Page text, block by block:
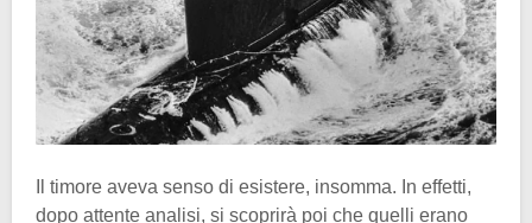
Il timore aveva senso di esistere, insomma. In effetti,
dopo attente analisi, si scoprirà poi che quelli erano